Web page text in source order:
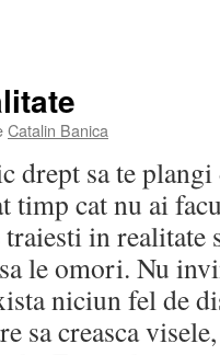
Catalin Banica
drept sa te
timp cat nu ai
traiesti in realitate
le omori. Nu
niciun fel de
sa creasca